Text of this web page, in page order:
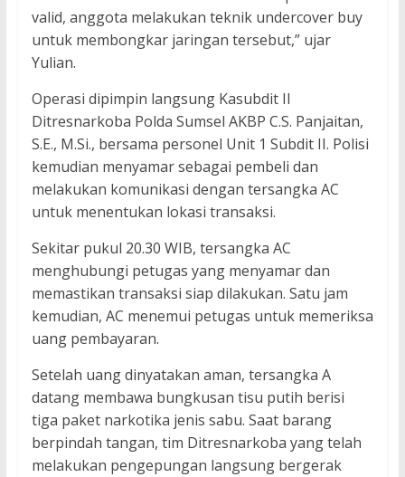
valid, anggota melakukan teknik undercover buy
untuk membongkar jaringan tersebut,” ujar
Yulian.
Operasi dipimpin langsung Kasubdit II
Ditresnarkoba Polda Sumsel AKBP C.S. Panjaitan,
S.E., M.Si., bersama personel Unit 1 Subdit II. Polisi
kemudian menyamar sebagai pembeli dan
melakukan komunikasi dengan tersangka AC
untuk menentukan lokasi transaksi.
Sekitar pukul 20.30 WIB, tersangka AC
menghubungi petugas yang menyamar dan
memastikan transaksi siap dilakukan. Satu jam
kemudian, AC menemui petugas untuk memeriksa
uang pembayaran.
Setelah uang dinyatakan aman, tersangka A
datang membawa bungkusan tisu putih berisi
tiga paket narkotika jenis sabu. Saat barang
berpindah tangan, tim Ditresnarkoba yang telah
melakukan pengepungan langsung bergerak